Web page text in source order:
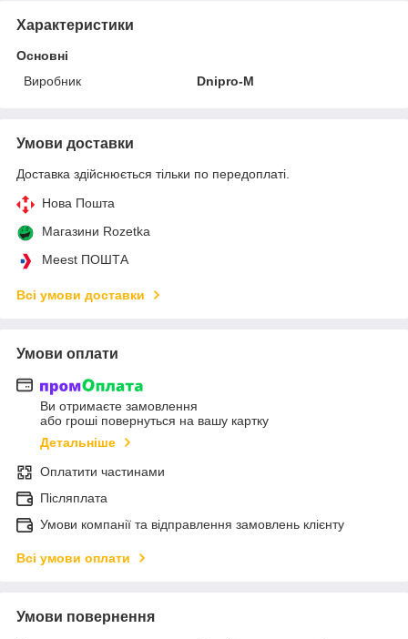
Характеристики
Основні
Виробник
Dnipro-M
Умови доставки
Доставка здійснюється тільки по передоплаті.
Нова Пошта
Магазини Rozetka
Meest ПОШТА
Всі умови доставки
Умови оплати
Ви отримаєте замовлення
або гроші повернуться на вашу картку
Детальніше
Оплатити частинами
Післяплата
Умови компанії та відправлення замовлень клієнту
Всі умови оплати
Умови повернення